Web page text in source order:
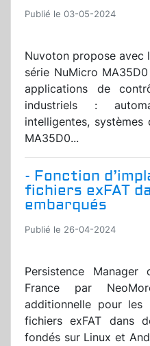
Publié le 03-05-2024
Nuvoton propose avec
série NuMicro
applications de
industriels :
intelligentes, systèmes
MA35D0...
- Fonction
fichiers exFAT
embarqués
Publié le 26-04-2024
Persistence
France par
additionnelle pour les
fichiers exFAT dans
fondés sur Linux et